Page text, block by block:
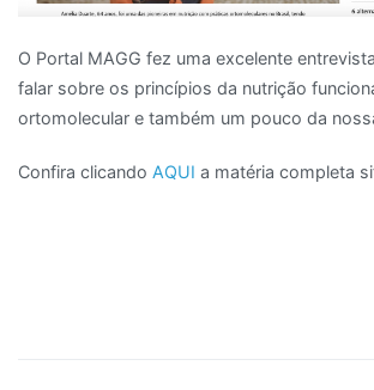
O Portal MAGG fez uma excelente
falar sobre os princípios da nutrição
ortomolecular e também um pouco da
Confira clicando AQUI a matéria completa